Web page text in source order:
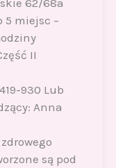
5 miejsc –
II
930 Lub
Anna
są pod